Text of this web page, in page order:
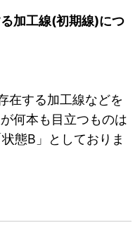
加工線(初期線)につ
在する加工線などを
何本も目立つものは
態B」としておりま